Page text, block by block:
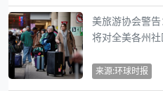
美旅游协会警告
将对全美各州
来源:环球时报